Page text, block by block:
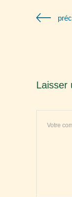
Laisser